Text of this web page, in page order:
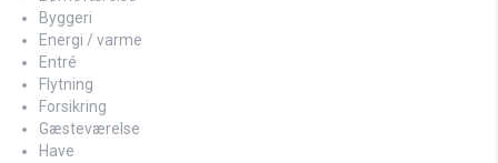
Byggeri
Energi / varme
Entré
Flytning
Forsikring
Gæsteværelse
Have